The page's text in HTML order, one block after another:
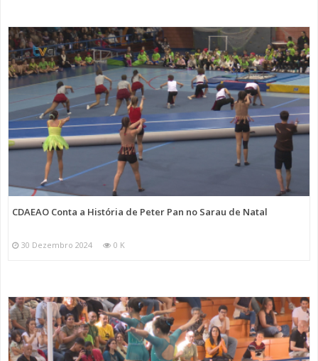
CDAEAO Conta a História de Peter Pan no Sarau de Natal
30 Dezembro 2024 0 K